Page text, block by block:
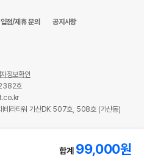
합계 99,000원
입점/제휴 문의 공지사항
정보확인
호
테라타워 가산DK 507호, 508호 (가산동)